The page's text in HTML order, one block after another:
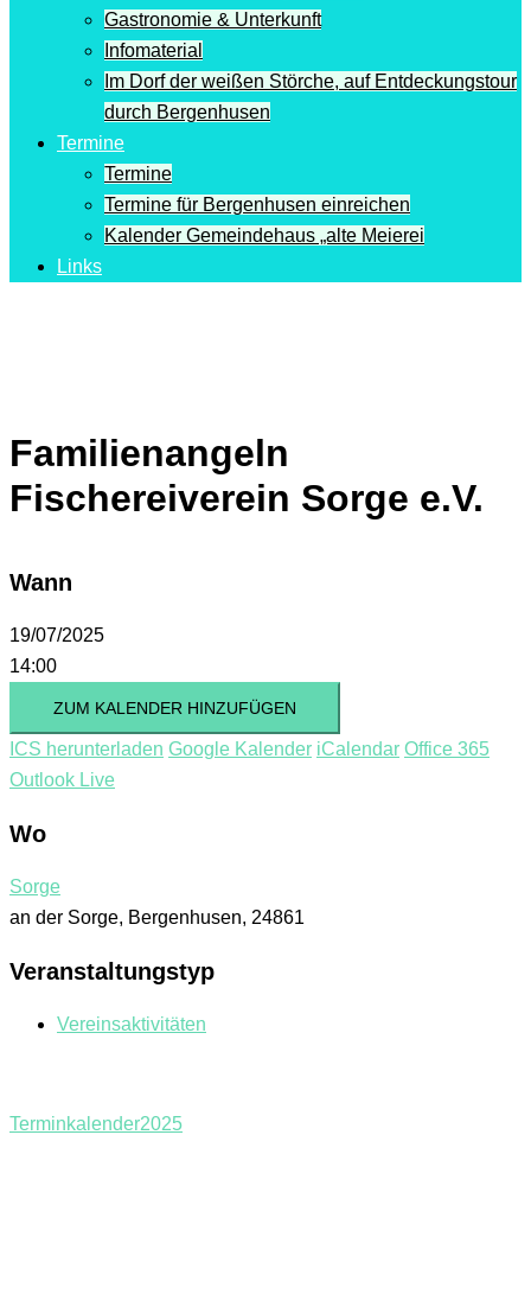
Gastronomie & Unterkunft
Infomaterial
Im Dorf der weißen Störche, auf Entdeckungstour
durch Bergenhusen
Termine
Termine
Termine für Bergenhusen einreichen
Kalender Gemeindehaus „alte Meierei
Links
Familienangeln
Fischereiverein Sorge e.V.
Wann
19/07/2025
14:00
ZUM KALENDER HINZUFÜGEN
ICS herunterladen Google Kalender iCalendar Office 365
Outlook Live
Wo
Sorge
an der Sorge, Bergenhusen, 24861
Veranstaltungstyp
Vereinsaktivitäten
Terminkalender2025